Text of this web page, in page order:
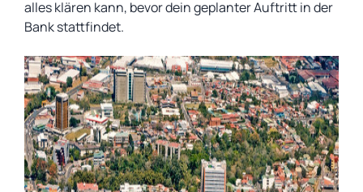
alles klären kann, bevor dein geplanter Auftritt in der
Bank stattfindet.